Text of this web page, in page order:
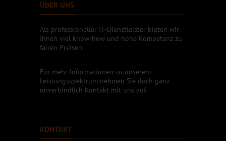
ÜBER UNS
Als professioneller IT-Dienstleister bieten wir
Ihnen viel know-how und hohe Kompetenz zu
fairen Preisen.
Für mehr Informationen zu unserem
Leistungsspektrum nehmen Sie doch ganz
unverbindlich Kontakt mit uns auf.
KONTAKT